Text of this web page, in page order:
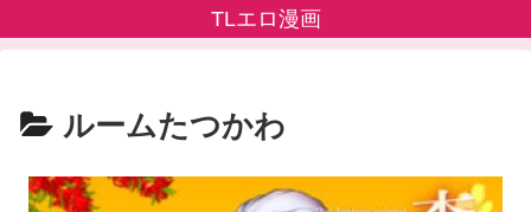
TLエロ漫画
ルームたつかわ